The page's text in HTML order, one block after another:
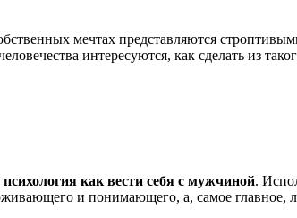
мечтах представляются
интересуются, как сделать из
психология как вести себя с мужчиной.
и понимающего, а, самое главное,